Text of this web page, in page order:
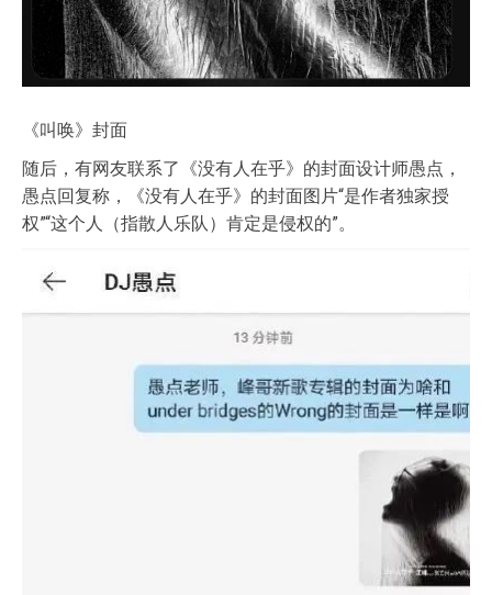
《叫唤》封面
随后，有网友联系了《没有人在乎》的封面设计师愚点，
愚点回复称，《没有人在乎》的封面图片“是作者独家授
权”“这个人（指散人乐队）肯定是侵权的”。